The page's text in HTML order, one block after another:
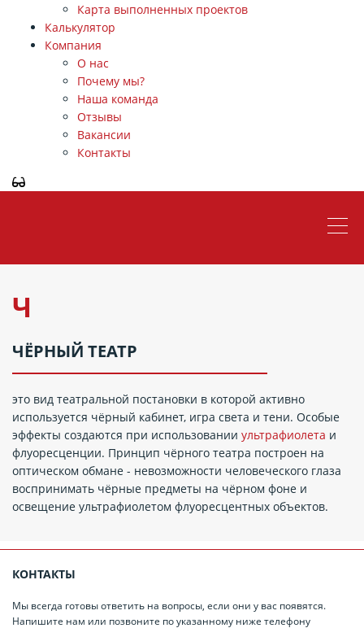
Карта выполненных проектов
Калькулятор
Компания
О нас
Почему мы?
Наша команда
Отзывы
Вакансии
Контакты
Ч
ЧЁРНЫЙ ТЕАТР
это вид театральной постановки в которой активно
используется чёрный кабинет, игра света и тени. Особые
эффекты создаются при использовании ультрафиолета и
флуоресценции. Принцип чёрного театра построен на
оптическом обмане - невозможности человеческого глаза
воспринимать чёрные предметы на чёрном фоне и
освещение ультрафиолетом флуоресцентных объектов.
КОНТАКТЫ
Мы всегда готовы ответить на вопросы, если они у вас появятся.
Напишите нам или позвоните по указанному ниже телефону